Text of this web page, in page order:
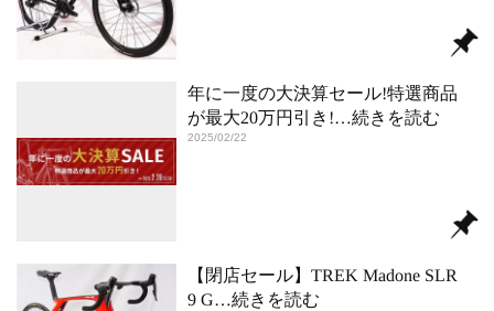
年に一度の大決算セール!特選商品
が最大20万円引き!…続きを読む
2025/02/22
【閉店セール】TREK Madone SLR
9 G…続きを読む